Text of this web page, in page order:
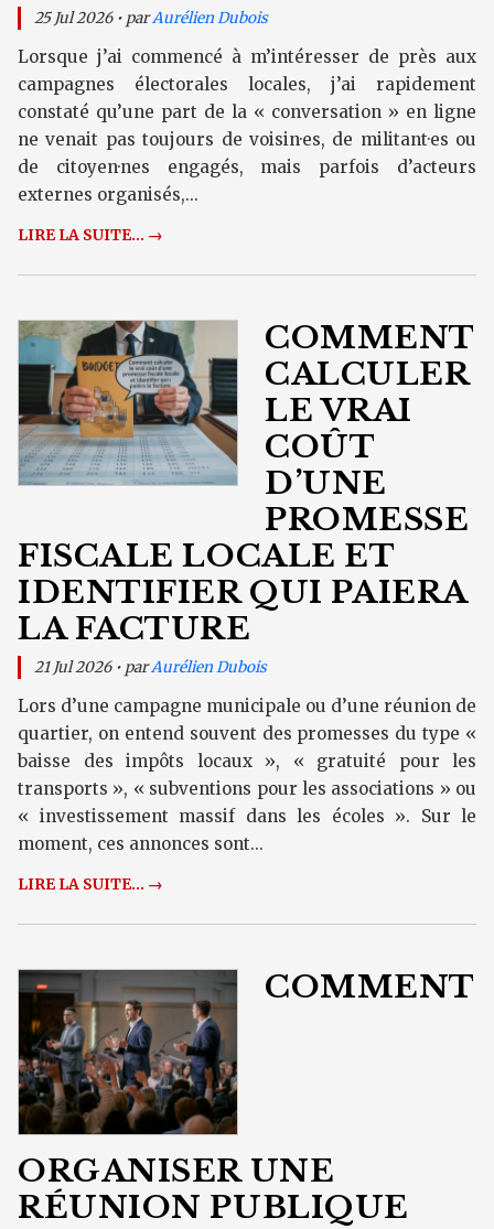
25 Jul 2026 • parAurélien Dubois
Lorsque j’ai commencé à m’intéresser de près aux
campagnes électorales locales, j’ai rapidement
constaté qu’une part de la « conversation » en ligne
ne venait pas toujours de voisin·es, de militant·es ou
de citoyen·nes engagés, mais parfois d’acteurs
externes organisés,...
LIRE LA SUITE... →
COMMENT
CALCULER
LE VRAI
COÛT
D’UNE
PROMESSE
FISCALE LOCALE ET
IDENTIFIER QUI PAIERA
LA FACTURE
21 Jul 2026 • parAurélien Dubois
Lors d’une campagne municipale ou d’une réunion de
quartier, on entend souvent des promesses du type «
baisse des impôts locaux », « gratuité pour les
transports », « subventions pour les associations » ou
« investissement massif dans les écoles ». Sur le
moment, ces annonces sont...
LIRE LA SUITE... →
COMMENT
ORGANISER UNE
RÉUNION PUBLIQUE